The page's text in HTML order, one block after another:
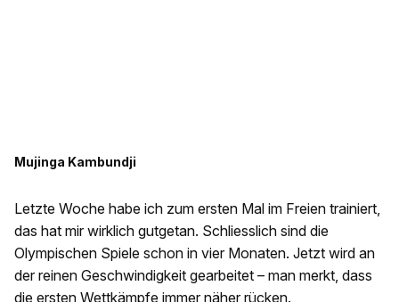
Mujinga Kambundji
Letzte Woche habe ich zum ersten Mal im Freien trainiert,
das hat mir wirklich gutgetan. Schliesslich sind die
Olympischen Spiele schon in vier Monaten. Jetzt wird an
der reinen Geschwindigkeit gearbeitet – man merkt, dass
die ersten Wettkämpfe immer näher rücken.